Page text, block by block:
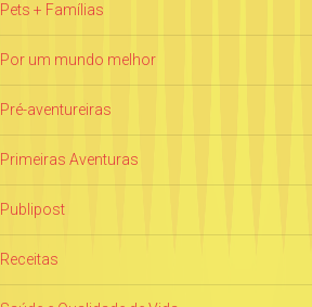
Pets + Famílias
Por um mundo melhor
Pré-aventureiras
Primeiras Aventuras
Publipost
Receitas